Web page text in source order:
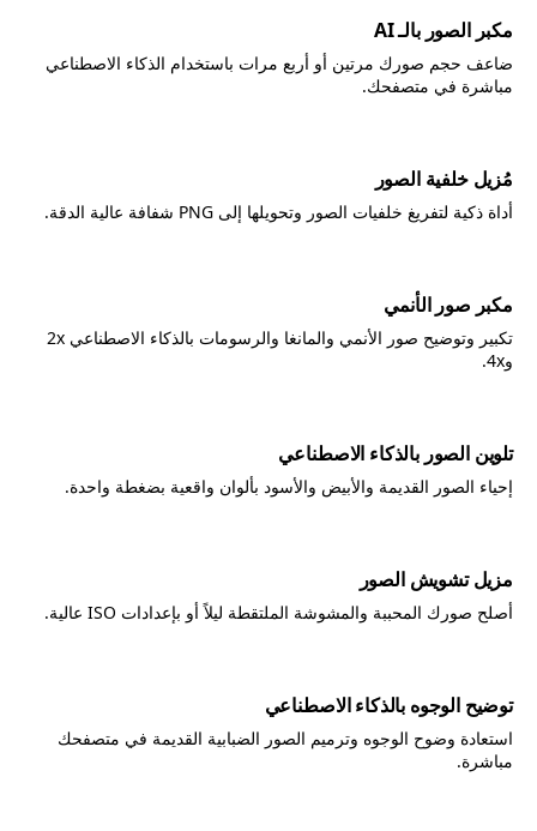
مكبر الصور بالـ AI
ضاعف حجم صورك مرتين أو أربع مرات باستخدام الذكاء الاصطناعي
مباشرة في متصفحك.
مُزيل خلفية الصور
أداة ذكية لتفريغ خلفيات الصور وتحويلها إلى PNG شفافة عالية الدقة.
مكبر صور الأنمي
تكبير وتوضيح صور الأنمي والمانغا والرسومات بالذكاء الاصطناعي 2x
و4x.
تلوين الصور بالذكاء الاصطناعي
إحياء الصور القديمة والأبيض والأسود بألوان واقعية بضغطة واحدة.
مزيل تشويش الصور
أصلح صورك المحببة والمشوشة الملتقطة ليلاً أو بإعدادات ISO عالية.
توضيح الوجوه بالذكاء الاصطناعي
استعادة وضوح الوجوه وترميم الصور الضبابية القديمة في متصفحك
مباشرة.